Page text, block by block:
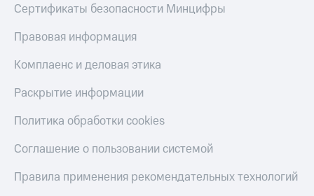
Сертификаты безопасности Минцифры
Правовая информация
Комплаенс и деловая этика
Раскрытие информации
Политика обработки cookies
Соглашение о пользовании системой
Правила применения рекомендательных технологий